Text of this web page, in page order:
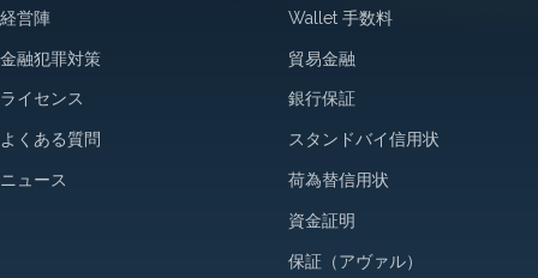
経営陣
金融犯罪対策
ライセンス
よくある質問
ニュース
Wallet 手数料
貿易金融
銀行保証
スタンドバイ信用状
荷為替信用状
資金証明
保証（アヴァル）